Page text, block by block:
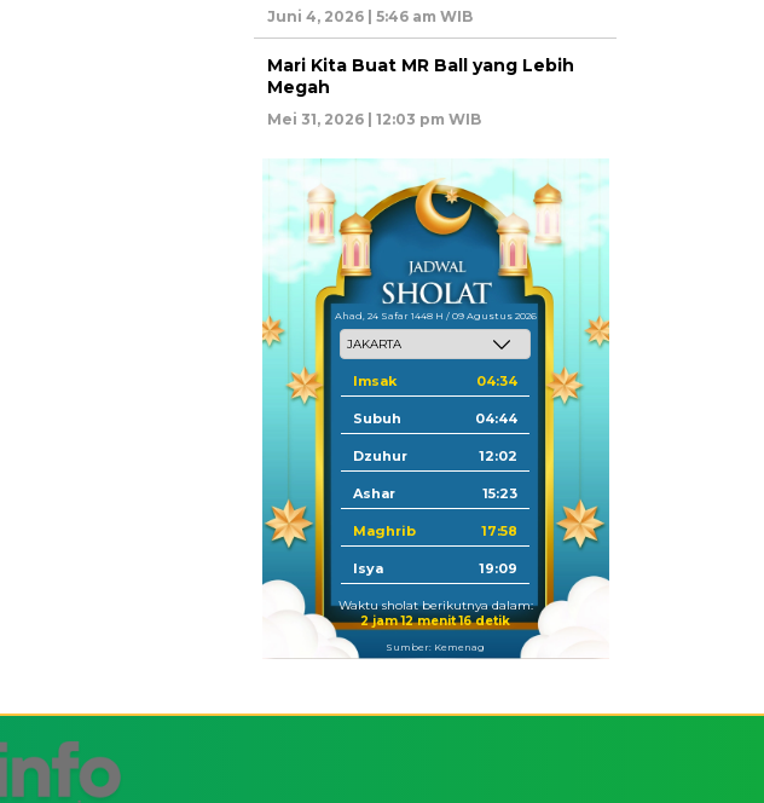
Juni 4, 2026 | 5:46 am WIB
Mari Kita Buat MR Ball yang Lebih
Megah
Mei 31, 2026 | 12:03 pm WIB
Ahad, 24 Safar 1448 H / 09 Agustus 2026
Imsak 04:34
Subuh 04:44
Dzuhur 12:02
Ashar 15:23
Maghrib 17:58
Isya 19:09
Waktu sholat berikutnya dalam:
2 jam 12 menit 16 detik
Sumber: Kemenag